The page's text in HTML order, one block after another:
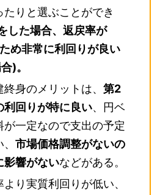
りと選ぶことができ
した場合、返戻率が
め非常に利回りが良い
)。
身のメリットは、 第2
利回りが特に良い、円ベ
が一定なので支出の予定
市場価格調整がないの
影響がないなどがある。
り実質利回りが低い、